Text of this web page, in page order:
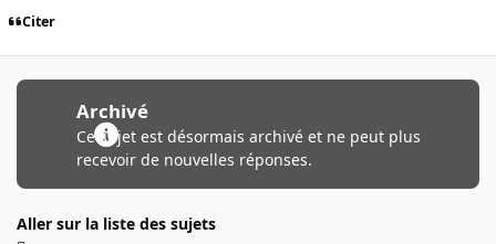
Citer
Archivé
Ce sujet est désormais archivé et ne peut plus
recevoir de nouvelles réponses.
Aller sur la liste des sujets